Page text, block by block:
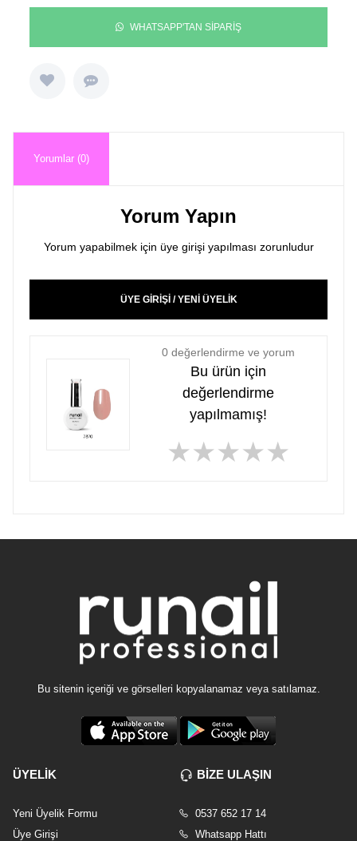
WHATSAPP'TAN SİPARİŞ
Yorumlar (0)
Yorum Yapın
Yorum yapabilmek için üye girişi yapılması zorunludur
ÜYE GİRİŞİ / YENİ ÜYELİK
0 değerlendirme ve yorum
Bu ürün için
değerlendirme
yapılmamış!
★★★★★
Bu sitenin içeriği ve görselleri kopyalanamaz veya satılamaz.
ÜYELİK
Yeni Üyelik Formu
Üye Girişi
BİZE ULAŞIN
0537 652 17 14
Whatsapp Hattı